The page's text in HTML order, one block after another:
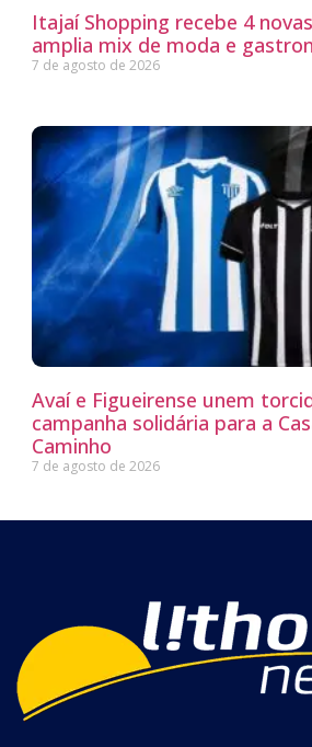
Itajaí Shopping recebe 4
amplia mix de moda e
7 de agosto de 2026
Avaí e Figueirense unem
campanha solidária para a
Caminho
7 de agosto de 2026